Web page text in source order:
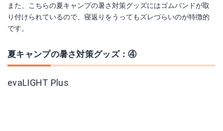
また、こちらの夏キャンプの暑さ対策グッズにはゴムバンドが取
り付けられているので、寝返りをうってもズレづらいのが特徴的
です。
夏キャンプの暑さ対策グッズ：④
evaLIGHT Plus